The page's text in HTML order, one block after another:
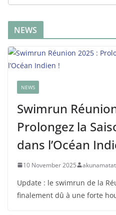
NEWS
NEWS
Swimrun
Prolongez la
dans l’Océan
10 November 2025
Update : le swimrun de la
finalement dû à une forte